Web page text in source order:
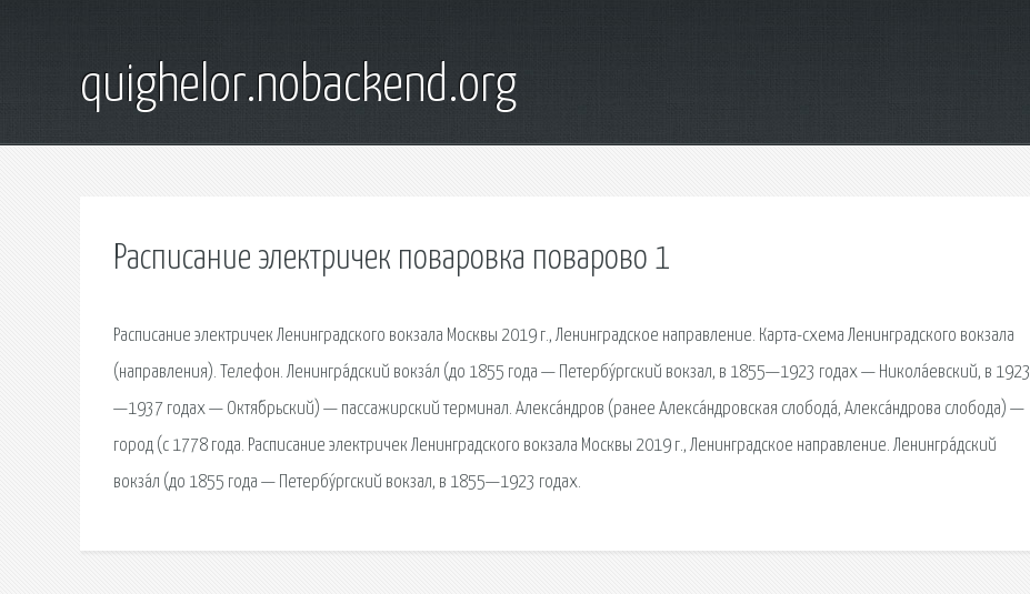
quighelor.nobackend.org
Расписание электричек поваровка поварово 1
Расписание электричек Ленинградского вокзала Москвы 2019 г., Ленинградское направление. Карта-схема Ленинградского вокзала
(направления). Телефон. Ленингра́дский вокза́л (до 1855 года — Петербу́ргский вокзал, в 1855—1923 годах — Никола́евский, в 1923
—1937 годах — Октя́брьский) — пассажирский терминал. Алекса́ндров (ранее Алекса́ндровская слобода́, Алекса́ндрова слобода) —
город (с 1778 года. Расписание электричек Ленинградского вокзала Москвы 2019 г., Ленинградское направление. Ленингра́дский
вокза́л (до 1855 года — Петербу́ргский вокзал, в 1855—1923 годах.